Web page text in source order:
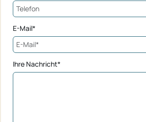
E-Mail*
Ihre Nachricht*